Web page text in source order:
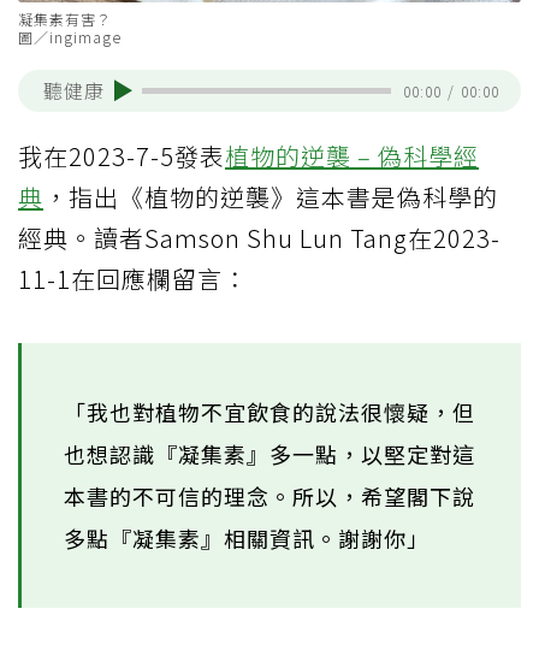
凝集素有害？
圖／ingimage
聽健康 00:00 / 00:00
我在2023-7-5發表植物的逆襲 – 偽科學經
典 ，指出《植物的逆襲》這本書是偽科學的
經典。讀者Samson Shu Lun Tang在2023-
11-1在回應欄留言：
「我也對植物不宜飲食的說法很懷疑，但
也想認識『凝集素』多一點，以堅定對這
本書的不可信的理念。所以，希望閣下說
多點『凝集素』相關資訊。謝謝你」